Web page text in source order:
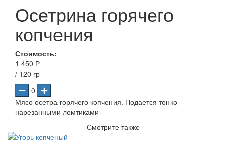
Осетрина горячего
копчения
Стоимость:
1 450 Р
/ 120 гр
0
Мясо осетра горячего копчения. Подается тонко
нарезанными ломтиками
Смотрите также